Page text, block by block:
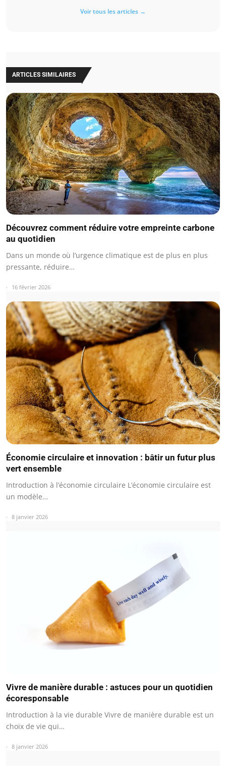
Voir tous les articles →
ARTICLES SIMILAIRES
Découvrez comment réduire votre empreinte carbone
au quotidien
Dans un monde où l’urgence climatique est de plus en plus
pressante, réduire…
16 février 2026
Économie circulaire et innovation : bâtir un futur plus
vert ensemble
Introduction à l’économie circulaire L’économie circulaire est
un modèle…
8 janvier 2026
Vivre de manière durable : astuces pour un quotidien
écoresponsable
Introduction à la vie durable Vivre de manière durable est un
choix de vie qui…
8 janvier 2026